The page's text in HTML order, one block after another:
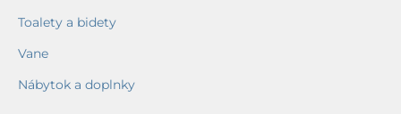
Toalety a bidety
Vane
Nábytok a doplnky